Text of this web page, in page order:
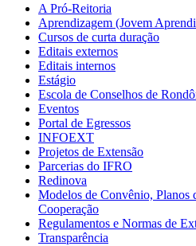
A Pró-Reitoria
Aprendizagem (Jovem
Cursos de curta duração
Editais externos
Editais internos
Estágio
Escola de Conselhos de
Eventos
Portal de Egressos
INFOEXT
Projetos de Extensão
Parcerias do IFRO
Redinova
Modelos de Convênio, Planos
Cooperação
Regulamentos e Normas de
Transparência